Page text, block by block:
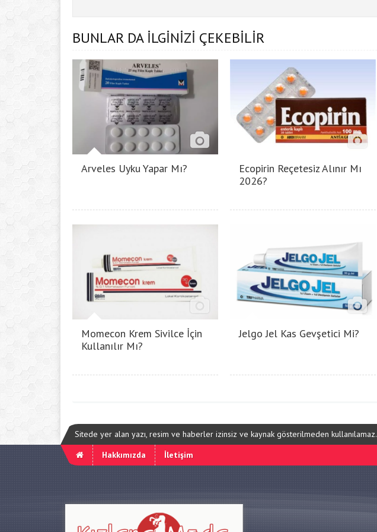
BUNLAR DA İLGİNİZİ ÇEKEBİLİR
Arveles Uyku Yapar Mı?
Ecopirin Reçetesiz Alınır Mı
2026?
Momecon Krem Sivilce İçin
Kullanılır Mı?
Jelgo Jel Kas Gevşetici Mi?
Sitede yer alan yazı, resim ve haberler izinsiz ve kaynak gösterilmeden kullanılamaz.
Hakkımızda
İletişim